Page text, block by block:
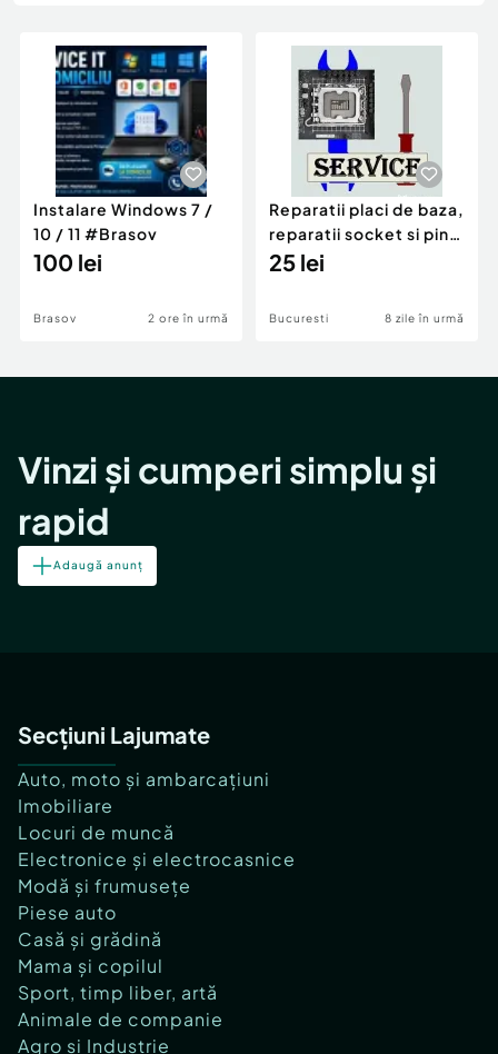
Animale de companie
Afaceri și echipamente profesionale
Inchiriere Bunuri si Vehicule
Piese auto si accesorii
Dacia Duster
Instalare Windows 7 /
10 / 11 #Brasov
100 lei
Brasov 2 ore în urmă
Reparatii placi de baza,
reparatii socket si pini
procesoare, Bios
25 lei
Bucuresti 8 zile în urmă
Vinzi și cumperi simplu și
rapid
Adaugă anunț
Secțiuni Lajumate
Auto, moto și ambarcațiuni
Imobiliare
Locuri de muncă
Electronice și electrocasnice
Modă și frumusețe
Piese auto
Casă și grădină
Mama și copilul
Sport, timp liber, artă
Animale de companie
Agro și Industrie